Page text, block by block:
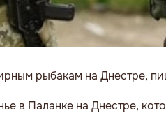
рыбакам на Днестре,
в Паланке на Днестре,